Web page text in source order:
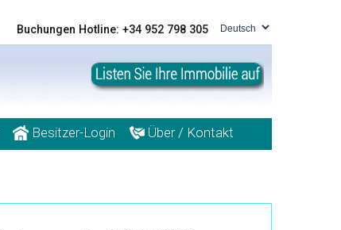
Buchungen Hotline: +34 952 798 305
Besitzer-Login Über / Kontakt